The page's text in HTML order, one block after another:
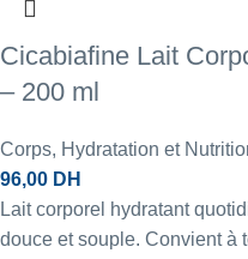
Cicabiafine Lait
– 200 ml
Corps, Hydratation et
96,00 DH
Lait corporel hydratant
douce et souple. Convient à